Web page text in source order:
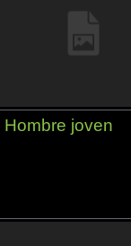
Hombre joven